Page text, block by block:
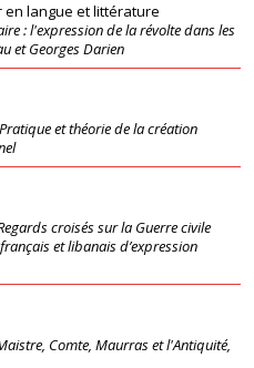
en langue et littérature
: l'expression de la révolte dans les
et Georges Darien
Pratique et théorie de la création
croisés sur la Guerre civile
et libanais d’expression
Comte, Maurras et l'Antiquité,